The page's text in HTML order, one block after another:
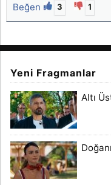
Beğen 3 1
Yeni Fragmanlar
Altı